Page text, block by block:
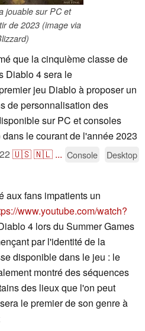
jouable sur PC et
de 2023 (image via
que la cinquième classe de
Diablo 4 sera le
jeu Diablo à proposer un
de personnalisation des
sur PC et consoles
le courant de l'année 2023
🇺🇸🇳🇱 ... Console
Desktop
aux fans impatients un
www.youtube.com/watch?
4 lors du Summer Games
par l'identité de la
disponible dans le jeu : le
montré des séquences
des lieux que l'on peut
le premier de son genre à